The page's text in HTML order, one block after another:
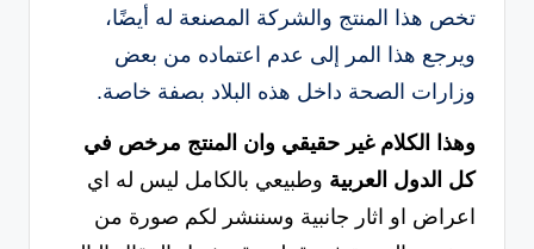
تخص هذا المنتج والشركة المصنعة له أيضًا،
ويرجع هذا المر إلى عدم اعتماده من بعض
وزارات الصحة داخل هذه البلاد بصفة خاصة.
وهذا الكلام غير حقيقي وان المنتج مرخص في
كل الدول العربية وطبيعي بالكامل ليس له اي
اعراض او اثار جانبية وسننشر لكم صورة من